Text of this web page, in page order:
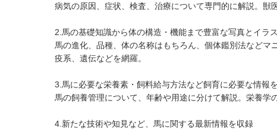
病気の原因、症状、検査、治療について専門的に解説。獣
2.馬の基礎知識から体の構造・機能まで豊富な写真とイラ
馬の進化、品種、体の名称はもちろん、個体鑑別法など
疫系、遺伝などを網羅。
3.馬に必要な栄養素・飼料給与方法など飼育に必要な情報
馬の飼養管理について、年齢や用途に分けて解説。栄養学
4.新たな技術や知見など、馬に関する最新情報を収録